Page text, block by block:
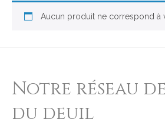
Aucun produit ne correspond à
Notre réseau
du deuil